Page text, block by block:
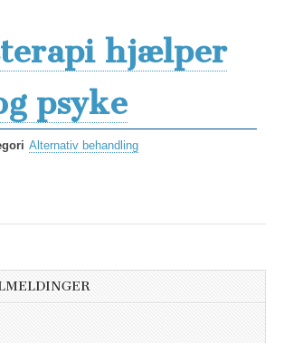
hjælper
psyke
Alternativ behandling